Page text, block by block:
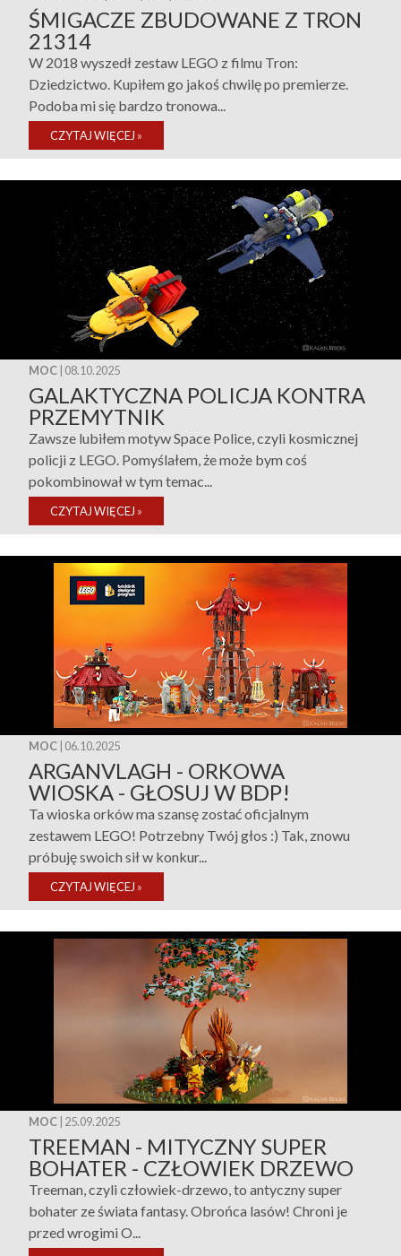
ŚMIGACZE ZBUDOWANE Z TRON
21314
W 2018 wyszedł zestaw LEGO z filmu Tron:
Dziedzictwo. Kupiłem go jakoś chwilę po premierze.
Podoba mi się bardzo tronowa...
CZYTAJ WIĘCEJ »
MOC | 08.10.2025
GALAKTYCZNA POLICJA KONTRA
PRZEMYTNIK
Zawsze lubiłem motyw Space Police, czyli kosmicznej
policji z LEGO. Pomyślałem, że może bym coś
pokombinował w tym temac...
CZYTAJ WIĘCEJ »
MOC | 06.10.2025
ARGANVLAGH - ORKOWA
WIOSKA - GŁOSUJ W BDP!
Ta wioska orków ma szansę zostać oficjalnym
zestawem LEGO! Potrzebny Twój głos :) Tak, znowu
próbuję swoich sił w konkur...
CZYTAJ WIĘCEJ »
MOC | 25.09.2025
TREEMAN - MITYCZNY SUPER
BOHATER - CZŁOWIEK DRZEWO
Treeman, czyli człowiek-drzewo, to antyczny super
bohater ze świata fantasy. Obrońca lasów! Chroni je
przed wrogimi O...